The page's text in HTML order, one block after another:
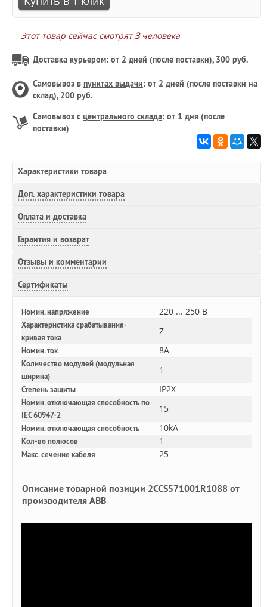
Этот товар сейчас смотрят3человека
Доставка курьером: от 2 дней (после поставки), 300 руб.
Самовывоз в пунктах выдачи: от 2 дней (после поставки на
склад), 200 руб.
Самовывоз с центрального склада: от 1 дня (после
поставки)
Характеристики товара
Доп. характеристики товара
Оплата и доставка
Гарантия и возврат
Отзывы и комментарии
Сертификаты
Номин. напряжение 220 ... 250 В
Характеристика срабатывания-
кривая тока
Z
Номин. ток 8A
Количество модулей (модульная
ширина)
1
Степень защиты IP2X
Номин. отключающая способность по
IEC 60947-2
15
Номин. отключающая способность 10kA
Кол-во полюсов 1
Макс. сечение кабеля 25
Описание товарной позиции 2CCS571001R1088 от
производителя ABB